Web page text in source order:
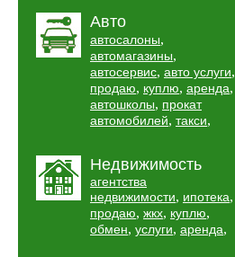
Авто
автосалоны,
автомагазины,
автосервис, авто услуги,
продаю, куплю, аренда,
автошколы, прокат
автомобилей, такси,
Недвижимость
агентства
недвижимости, ипотека,
продаю, жкх, куплю,
обмен, услуги, аренда,